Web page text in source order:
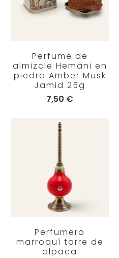
Perfume de
almizcle Hemani en
piedra Amber Musk
Jamid 25g
7,50 €
Perfumero
marroquí torre de
alpaca